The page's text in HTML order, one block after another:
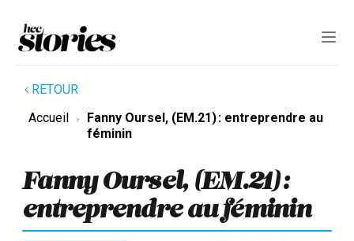
RETOUR
Accueil
Fanny Oursel, (EM.21) : entreprendre au
féminin
Fanny Oursel, (EM.21) :
entreprendre au féminin